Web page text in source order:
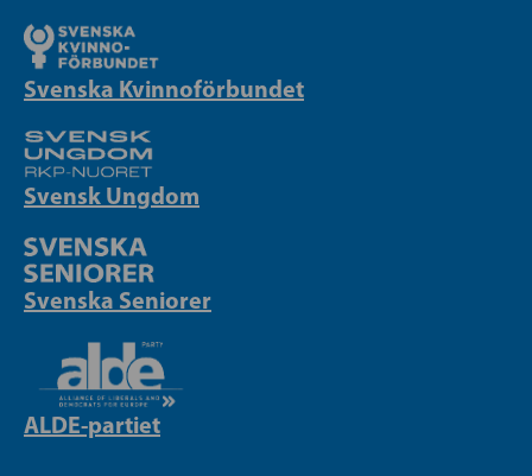
Svenska Kvinnoförbundet
Svensk Ungdom
Svenska Seniorer
ALDE-partiet